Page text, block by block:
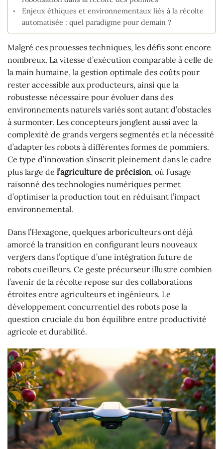
Enjeux éthiques et environnementaux liés à la récolte
automatisée : quel paradigme pour demain ?
Malgré ces prouesses techniques, les défis sont encore
nombreux. La vitesse d’exécution comparable à celle de
la main humaine, la gestion optimale des coûts pour
rester accessible aux producteurs, ainsi que la
robustesse nécessaire pour évoluer dans des
environnements naturels variés sont autant d’obstacles
à surmonter. Les concepteurs jonglent aussi avec la
complexité de grands vergers segmentés et la nécessité
d’adapter les robots à différentes formes de pommiers.
Ce type d’innovation s’inscrit pleinement dans le cadre
plus large de l’agriculture de précision, où l’usage
raisonné des technologies numériques permet
d’optimiser la production tout en réduisant l’impact
environnemental.
Dans l’Hexagone, quelques arboriculteurs ont déjà
amorcé la transition en configurant leurs nouveaux
vergers dans l’optique d’une intégration future de
robots cueilleurs. Ce geste précurseur illustre combien
l’avenir de la récolte repose sur des collaborations
étroites entre agriculteurs et ingénieurs. Le
développement concurrentiel des robots pose la
question cruciale du bon équilibre entre productivité
agricole et durabilité.